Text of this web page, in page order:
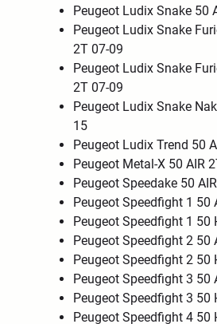
Peugeot Ludix Snake 50
Peugeot Ludix Snake
2T 07-09
Peugeot Ludix Snake
2T 07-09
Peugeot Ludix Snake
15
Peugeot Ludix Trend 50
Peugeot Metal-X 50 AIR
Peugeot Speedake 50
Peugeot Speedfight 1 50
Peugeot Speedfight 1 50
Peugeot Speedfight 2 50
Peugeot Speedfight 2 50
Peugeot Speedfight 3 50
Peugeot Speedfight 3 50
Peugeot Speedfight 4 50